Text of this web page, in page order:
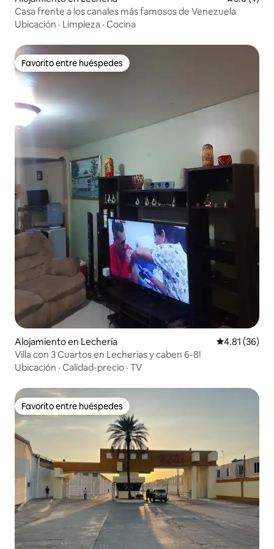
Casa frente a los canales más famosos de Venezuela
Ubicación · Limpieza · Cocina
Favorito entre huéspedes
Favorito entre huéspedes
Alojamiento en Lechería Calificación
4.81 (36)
Villa con 3 Cuartos en Lecherias y caben 6-8!
Ubicación · Calidad-precio · TV
Favorito entre huéspedes
Favorito entre huéspedes